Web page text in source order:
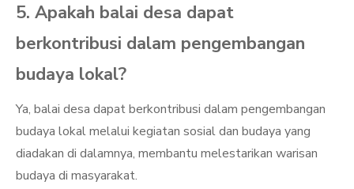
5. Apakah balai desa dapat
berkontribusi dalam pengembangan
budaya lokal?
Ya, balai desa dapat berkontribusi dalam pengembangan
budaya lokal melalui kegiatan sosial dan budaya yang
diadakan di dalamnya, membantu melestarikan warisan
budaya di masyarakat.